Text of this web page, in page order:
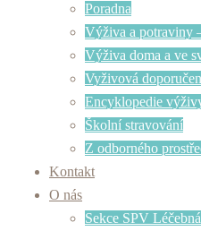
Poradna
Výživa a potraviny
Výživa doma a ve
Vyživová
Encyklopedie
Školní stravování
Z odborného
Kontakt
O nás
Sekce SPV